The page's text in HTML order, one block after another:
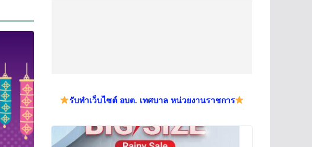
รับทำเว็บไซต์ อบต. เทศบาล หน่วยงานราชการ